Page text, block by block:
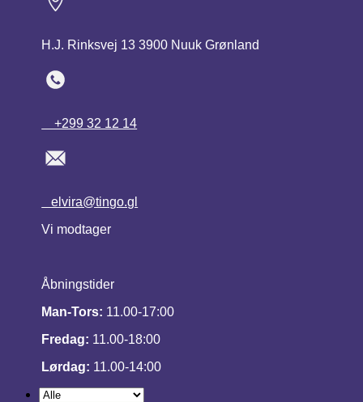
H.J. Rinksvej 13 3900 Nuuk Grønland
+299 32 12 14
elvira@tingo.gl
Vi modtager
Åbningstider
Man-Tors: 11.00-17:00
Fredag: 11.00-18:00
Lørdag: 11.00-14:00